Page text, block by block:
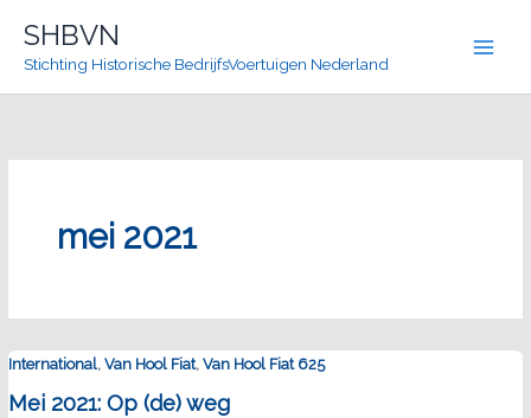
naar
inhoud
SHBVN
Stichting Historische BedrijfsVoertuigen Nederland
mei 2021
International,Van Hool Fiat,Van Hool Fiat 625
Mei 2021: Op (de) weg